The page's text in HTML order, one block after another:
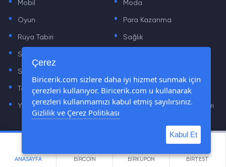
ANASAYFA BİRCOİN BİRKUPON BİRTEST
Mobil Moda
. Oyun . Para Kazanma
. Rüya Tabiri . Sağlık
. Sinema .
. Sözler
. Teknoloji Haberleri . Yaşam
. Yazılım Haberleri . Yiyecek Önerileri ve Tarifleri
Çerez
Biricerik.com sizlere daha iyi hizmet sunmak için
çerezleri kullanıyor. Biricerik.com u kullanarak
çerezleri kullanmamızı kabul etmiş sayılırsınız.
Gizlilik ve Çerez Politikası
Kabul Et